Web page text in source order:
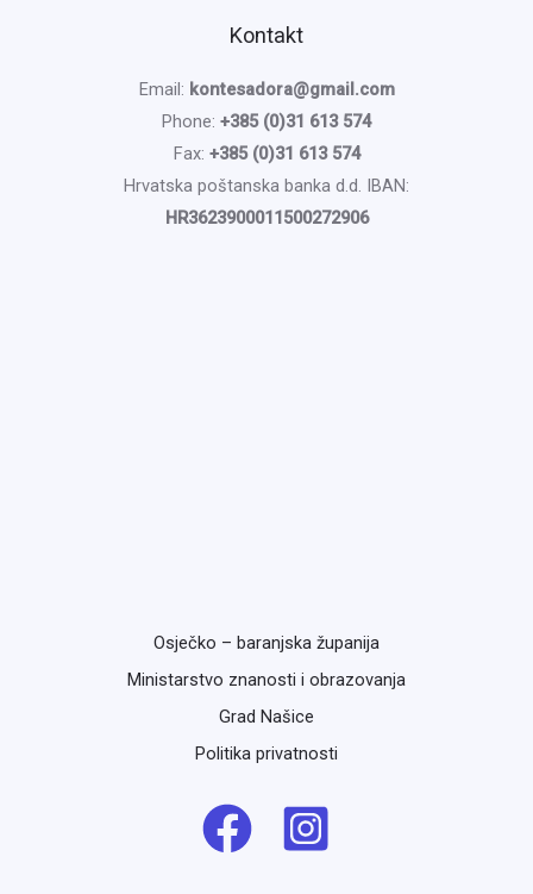
Kontakt
Email: kontesadora@gmail.com
Phone: +385 (0)31 613 574
Fax: +385 (0)31 613 574
Hrvatska poštanska banka d.d. IBAN:
HR3623900011500272906
Osječko – baranjska županija
Ministarstvo znanosti i obrazovanja
Grad Našice
Politika privatnosti